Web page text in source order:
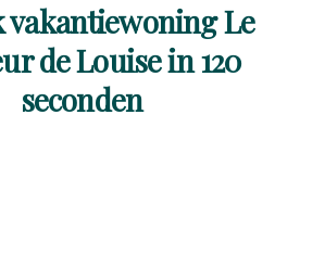
vakantiewoning Le
de Louise in 120
seconden